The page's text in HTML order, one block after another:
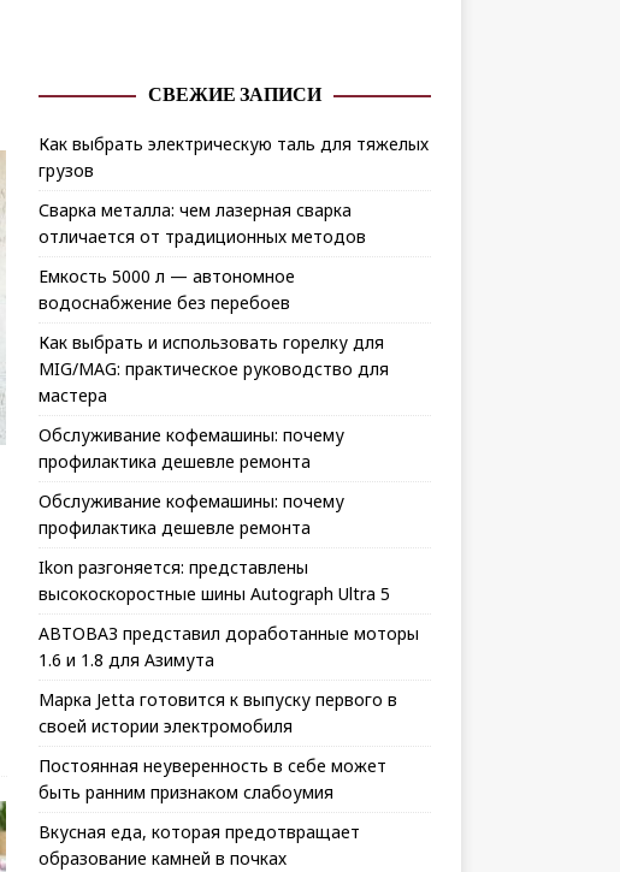
СВЕЖИЕ ЗАПИСИ
Как выбрать электрическую таль для тяжелых
грузов
Сварка металла: чем лазерная сварка
отличается от традиционных методов
Емкость 5000 л — автономное
водоснабжение без перебоев
Как выбрать и использовать горелку для
MIG/MAG: практическое руководство для
мастера
Обслуживание кофемашины: почему
профилактика дешевле ремонта
Обслуживание кофемашины: почему
профилактика дешевле ремонта
Ikon разгоняется: представлены
высокоскоростные шины Autograph Ultra 5
АВТОВАЗ представил доработанные моторы
1.6 и 1.8 для Азимута
Марка Jetta готовится к выпуску первого в
своей истории электромобиля
Постоянная неуверенность в себе может
быть ранним признаком слабоумия
Вкусная еда, которая предотвращает
образование камней в почках